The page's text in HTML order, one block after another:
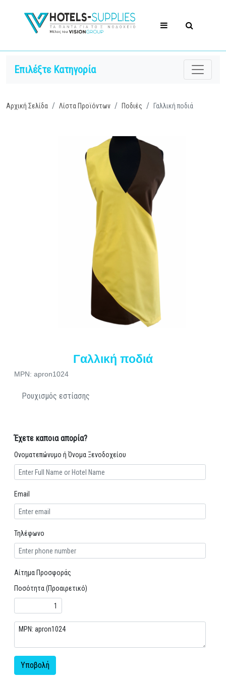
Επιλέξτε Κατηγορία
Αρχική Σελίδα Λίστα Προϊόντων Ποδιές Γαλλική ποδιά
Γαλλική ποδιά
MPN: apron1024
Ρουχισμός εστίασης
Έχετε καποια απορία?
Ονοματεπώνυμο ή Όνομα Ξενοδοχείου
Email
Τηλέφωνο
Αίτημα Προσφοράς
Ποσότητα (Προαιρετικό)
Υποβολή